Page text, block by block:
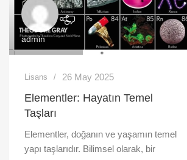
admin
Lisans 26 May 2025
Elementler: Hayatın Temel
Taşları
Elementler, doğanın ve yaşamın temel
yapı taşlarıdır. Bilimsel olarak, bir